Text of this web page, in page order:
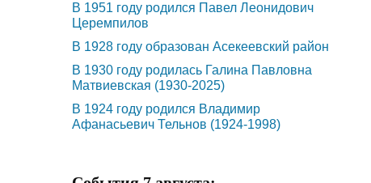
В 1951 году родился Павел Леонидович
Церемпилов
В 1928 году образован Асекеевский район
В 1930 году родилась Галина Павловна
Матвиевская (1930-2025)
В 1924 году родился Владимир
Афанасьевич Тельнов (1924-1998)